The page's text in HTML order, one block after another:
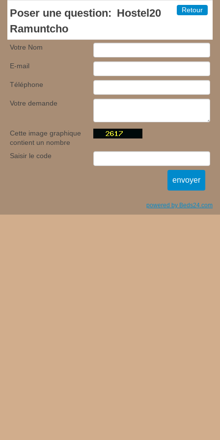
Retour
Poser une question: Hostel20
Ramuntcho
Votre Nom
E-mail
Téléphone
Votre demande
Cette image graphique
contient un nombre
Saisir le code
powered by Beds24.com